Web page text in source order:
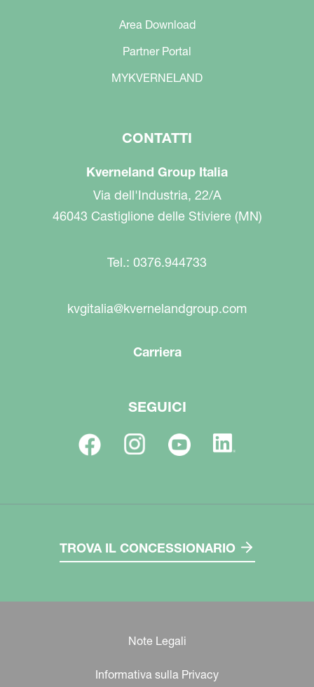
Area Download
Partner Portal
MYKVERNELAND
CONTATTI
Kverneland Group Italia
Via dell'Industria, 22/A
46043 Castiglione delle Stiviere (MN)
Tel.: 0376.944733
kvgitalia@kvernelandgroup.com
Carriera
SEGUICI
TROVA IL CONCESSIONARIO
Note Legali
Informativa sulla Privacy